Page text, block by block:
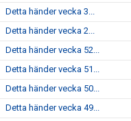
Detta händer vecka 3...
Detta händer vecka 2...
Detta händer vecka 52...
Detta händer vecka 51...
Detta händer vecka 50...
Detta händer vecka 49...